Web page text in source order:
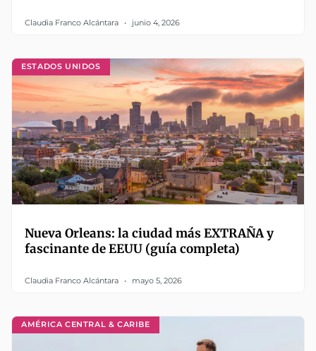
Claudia Franco Alcántara junio 4, 2026
ESTADOS UNIDOS
Nueva Orleans: la ciudad más EXTRAÑA y
fascinante de EEUU (guía completa)
Claudia Franco Alcántara mayo 5, 2026
AMÉRICA CENTRAL & CARIBE